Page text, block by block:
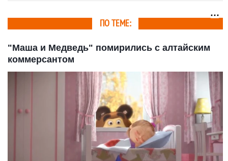
ПО ТЕМЕ:
"Маша и Медведь" помирились с алтайским
коммерсантом